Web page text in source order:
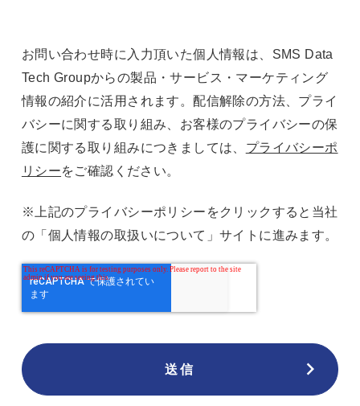
お問い合わせ時に入力頂いた個人情報は、SMS Data
Tech Groupからの製品・サービス・マーケティング
情報の紹介に活用されます。配信解除の方法、プライ
バシーに関する取り組み、お客様のプライバシーの保
護に関する取り組みにつきましては、 プライバシーポ
リシーをご確認ください。
※上記のプライバシーポリシーをクリックすると当社
の「個人情報の取扱いについて」サイトに進みます。